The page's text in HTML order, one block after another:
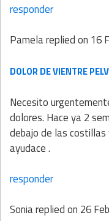
responder
Pamelareplied on 16
DOLOR DE VIENTRE
Necesito
dolores. Hace ya 2
debajo de las
ayudace .
responder
Soniareplied on 26